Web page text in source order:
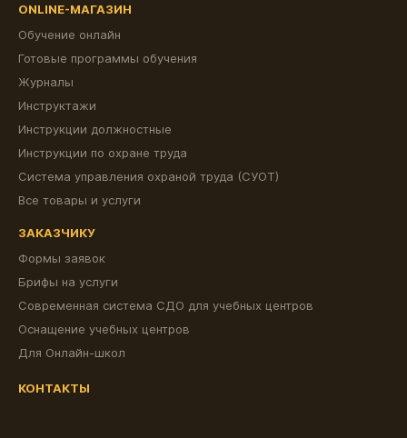
ONLINE-МАГАЗИН
Обучение онлайн
Готовые программы обучения
Журналы
Инструктажи
Инструкции должностные
Инструкции по охране труда
Система управления охраной труда (СУОТ)
Все товары и услуги
ЗАКАЗЧИКУ
Формы заявок
Брифы на услуги
Современная система СДО для учебных центров
Оснащение учебных центров
Для Онлайн-школ
КОНТАКТЫ